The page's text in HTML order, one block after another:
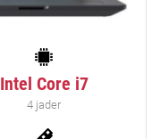
Intel Core i7
4 jader